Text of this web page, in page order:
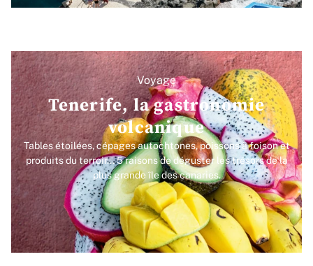
Voyage
Tenerife, la gastronomie
volcanique
Tables étoilées, cépages autochtones, poissons à foison et
produits du terroir... 5 raisons de déguster les trésors de la
plus grande île des canaries.